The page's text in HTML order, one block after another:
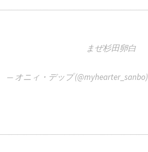
まぜ杉田卵白
— オニィ・デップ (@myhearter_sanbo)